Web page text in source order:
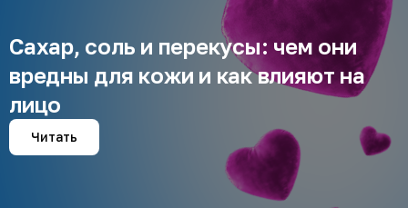
Сахар, соль и перекусы: чем они
вредны для кожи и как влияют на
лицо
Читать